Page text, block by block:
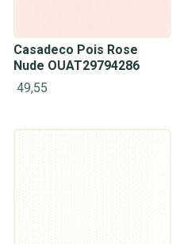
Casadeco Pois Rose
Nude OUAT29794286
49,55